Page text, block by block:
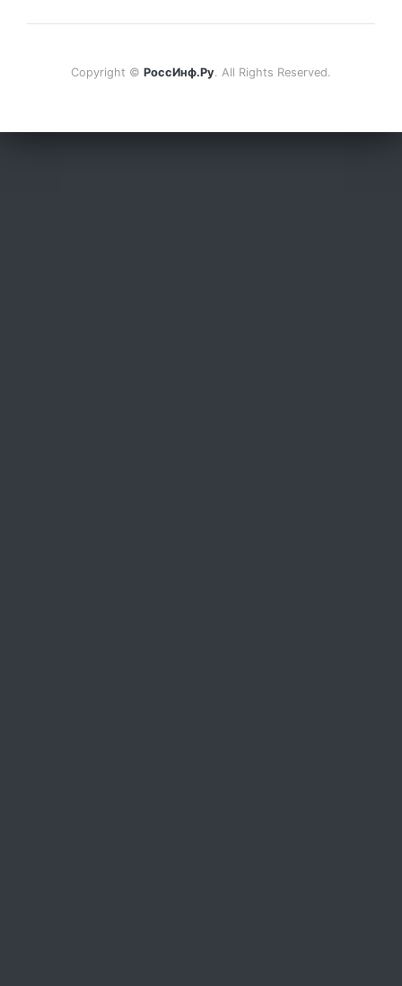
Copyright © РоссИнф.Ру. All Rights Reserved.